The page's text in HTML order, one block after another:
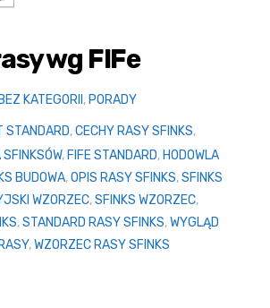
wg FIFe
BEZ KATEGORII , PORADY
STANDARD,CECHY RASY SFINKS,
, FIFE STANDARD, HODOWLA
BUDOWA,OPIS RASY SFINKS,SFINKS
WZORZEC,SFINKS WZORZEC,
,STANDARD RASY SFINKS,WYGLĄD
,WZORZEC RASY SFINKS